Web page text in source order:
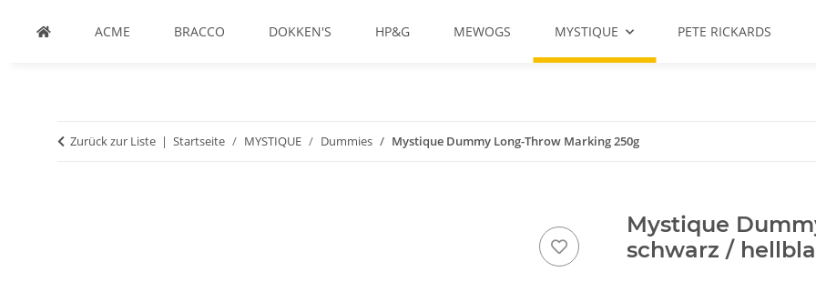
ACME BRACCO DOKKEN'S HP&G MEWOGS MYSTIQUE PETE RICKARDS
Zurück zur Liste Startseite MYSTIQUE Dummies Mystique Dummy Long-Throw Marking 250g
Mystique
schwarz /